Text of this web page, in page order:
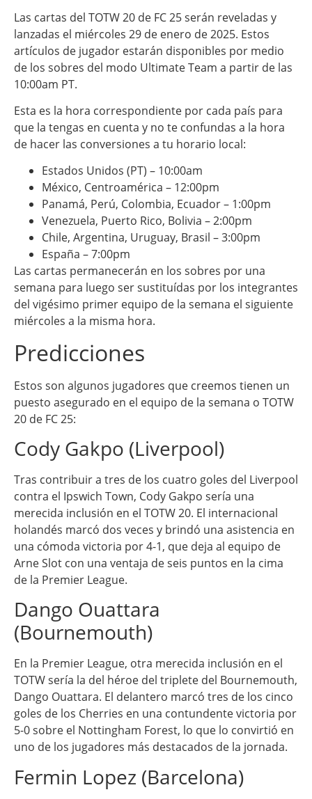
Las cartas del TOTW 20 de FC 25 serán reveladas y
lanzadas el miércoles 29 de enero de 2025. Estos
artículos de jugador estarán disponibles por medio
de los sobres del modo Ultimate Team a partir de las
10:00am PT.
Esta es la hora correspondiente por cada país para
que la tengas en cuenta y no te confundas a la hora
de hacer las conversiones a tu horario local:
Estados Unidos (PT) – 10:00am
México, Centroamérica – 12:00pm
Panamá, Perú, Colombia, Ecuador – 1:00pm
Venezuela, Puerto Rico, Bolivia – 2:00pm
Chile, Argentina, Uruguay, Brasil – 3:00pm
España – 7:00pm
Las cartas permanecerán en los sobres por una
semana para luego ser sustituídas por los integrantes
del vigésimo primer equipo de la semana el siguiente
miércoles a la misma hora.
Predicciones
Estos son algunos jugadores que creemos tienen un
puesto asegurado en el equipo de la semana o TOTW
20 de FC 25:
Cody Gakpo (Liverpool)
Tras contribuir a tres de los cuatro goles del Liverpool
contra el Ipswich Town, Cody Gakpo sería una
merecida inclusión en el TOTW 20. El internacional
holandés marcó dos veces y brindó una asistencia en
una cómoda victoria por 4-1, que deja al equipo de
Arne Slot con una ventaja de seis puntos en la cima
de la Premier League.
Dango Ouattara
(Bournemouth)
En la Premier League, otra merecida inclusión en el
TOTW sería la del héroe del triplete del Bournemouth,
Dango Ouattara. El delantero marcó tres de los cinco
goles de los Cherries en una contundente victoria por
5-0 sobre el Nottingham Forest, lo que lo convirtió en
uno de los jugadores más destacados de la jornada.
Fermin Lopez (Barcelona)